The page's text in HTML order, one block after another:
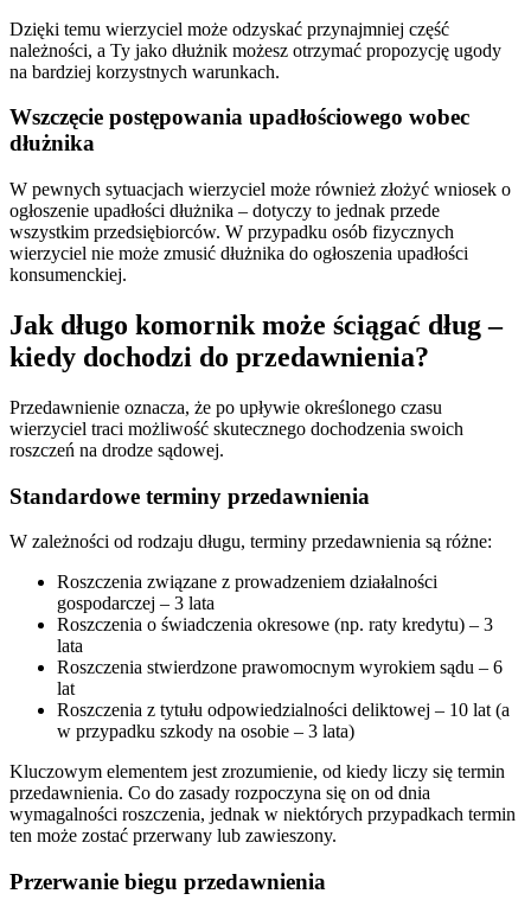
Dzięki temu wierzyciel może odzyskać przynajmniej część
należności, a Ty jako dłużnik możesz otrzymać propozycję ugody
na bardziej korzystnych warunkach.
Wszczęcie postępowania upadłościowego wobec
dłużnika
W pewnych sytuacjach wierzyciel może również złożyć wniosek o
ogłoszenie upadłości dłużnika – dotyczy to jednak przede
wszystkim przedsiębiorców. W przypadku osób fizycznych
wierzyciel nie może zmusić dłużnika do ogłoszenia upadłości
konsumenckiej.
Jak długo komornik może ściągać dług –
kiedy dochodzi do przedawnienia?
Przedawnienie oznacza, że po upływie określonego czasu
wierzyciel traci możliwość skutecznego dochodzenia swoich
roszczeń na drodze sądowej.
Standardowe terminy przedawnienia
W zależności od rodzaju długu, terminy przedawnienia są różne:
Roszczenia związane z prowadzeniem działalności
gospodarczej – 3 lata
Roszczenia o świadczenia okresowe (np. raty kredytu) – 3
lata
Roszczenia stwierdzone prawomocnym wyrokiem sądu – 6
lat
Roszczenia z tytułu odpowiedzialności deliktowej – 10 lat (a
w przypadku szkody na osobie – 3 lata)
Kluczowym elementem jest zrozumienie, od kiedy liczy się termin
przedawnienia. Co do zasady rozpoczyna się on od dnia
wymagalności roszczenia, jednak w niektórych przypadkach termin
ten może zostać przerwany lub zawieszony.
Przerwanie biegu przedawnienia